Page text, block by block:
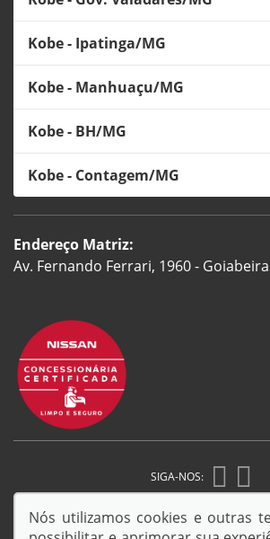
Kobe - Ipatinga/MG
Kobe - Manhuaçu/MG
Kobe - BH/MG
Kobe - Contagem/MG
Endereço Matriz:
Av. Fernando Ferrari, 1960 -
SIGA-NOS:
Nós utilizamos cookies e outras